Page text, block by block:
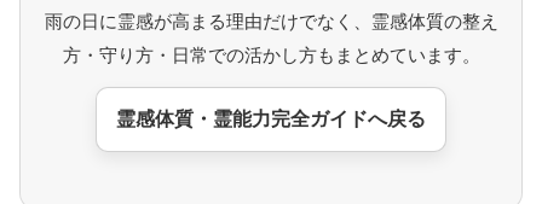
雨の日に霊感が高まる理由だけでなく、霊感体質の整え
方・守り方・日常での活かし方もまとめています。
霊感体質・霊能力完全ガイドへ戻る